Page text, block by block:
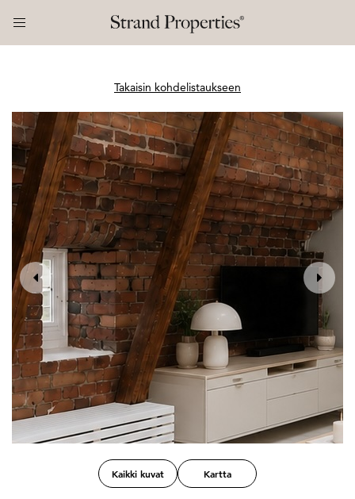
Takaisin kohdelistaukseen
Kaikki kuvat Kartta